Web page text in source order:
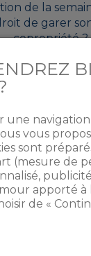
de la
de garer
copropriété ?
« super-Pinel »
08/09/2021
de la
une
vous
sont
(mesure de
apporté
de «